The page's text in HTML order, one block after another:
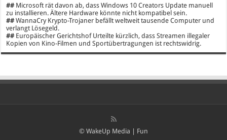
## Microsoft rät davon ab, dass Windows 10 Creators Update manuell
zu installieren. Ältere Hardware könnte nicht kompatibel sein.
## WannaCry Krypto-Trojaner befällt weltweit tausende Computer und
verlangt Lösegeld.
## Europäischer Gerichtshof Urteilte kürzlich, dass Streamen illegaler
Kopien von Kino-Filmen und Sportübertragungen ist rechtswidrig.
© WakeUp Media | Fun